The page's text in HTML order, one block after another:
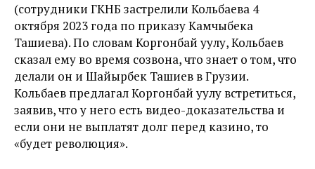
(сотрудники ГКНБ застрелили Кольбаева 4
октября 2023 года по приказу Камчыбека
Ташиева). По словам Коргонбай уулу, Кольбаев
сказал ему во время созвона, что знает о том, что
делали он и Шайырбек Ташиев в Грузии.
Кольбаев предлагал Коргонбай уулу встретиться,
заявив, что у него есть видео-доказательства и
если они не выплатят долг перед казино, то
«будет революция».